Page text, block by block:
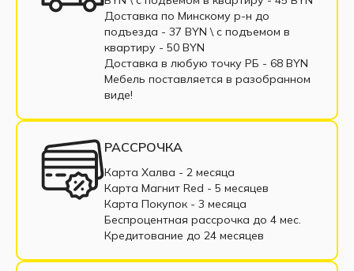
Угловые диваны еврокнижка
Угловые диваны выкатные
Угловые диваны тик-так
Угловой диван бежевый
Угловые диваны с пружинным блоком
Угловые диваны из ткани
Угловые диваны из экокожи
Угловые диваны в рассрочку
Доставка по Минскому р-н до
подъезда - 37 BYN \ c подъемом в
квартиру - 50 BYN
Доставка в любую точку РБ - 68 BYN
Мебель поставляется в разобранном
виде!
РАССРОЧКА
Карта Халва - 2 месяца
Карта Магнит Red - 5 месяцев
Карта Покупок - 3 месяца
Беспроцентная рассрочка до 4 мес.
Кредитование до 24 месяцев